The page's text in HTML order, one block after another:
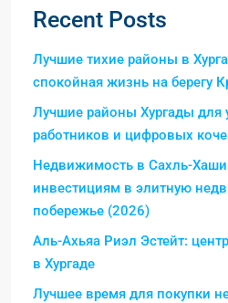
Recent Posts
Лучшие тихие районы в
спокойная жизнь на берегу
Лучшие районы Хургады для
работников и цифровых
Недвижимость в Сахль-
инвестициям в элитную
побережье (2026)
Аль-Ахьяа Риэл Эстейт:
в Хургаде
Лучшее время для покупки